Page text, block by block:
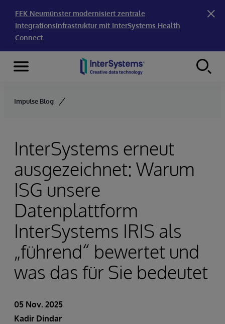
FEK Neumünster modernisiert zentrale
Integrationsinfrastruktur mit InterSystems Health
Connect
Skip to content
Menu
Impulse Blog
InterSystems erneut
ausgezeichnet: Warum
ISG unsere
Datenplattform
InterSystems IRIS als
„führend“ bewertet und
was das für Sie bedeutet
05 Nov. 2025
Kadir Dindar